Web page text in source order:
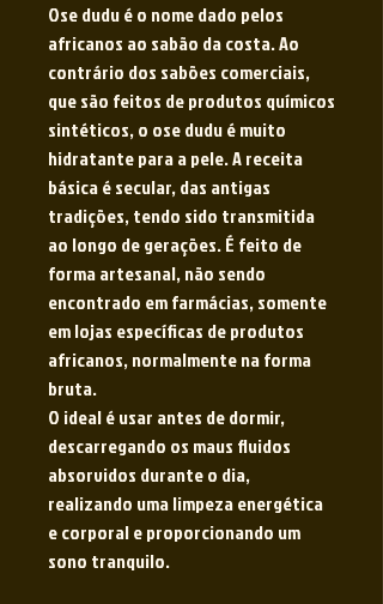
Ose dudu é o nome dado pelos
africanos ao sabão da costa. Ao
contrário dos sabões comerciais,
que são feitos de produtos químicos
sintéticos, o ose dudu é muito
hidratante para a pele. A receita
básica é secular, das antigas
tradições, tendo sido transmitida
ao longo de gerações. É feito de
forma artesanal, não sendo
encontrado em farmácias, somente
em lojas específicas de produtos
africanos, normalmente na forma
bruta.
O ideal é usar antes de dormir,
descarregando os maus fluidos
absorvidos durante o dia,
realizando uma limpeza energética
e corporal e proporcionando um
sono tranquilo.